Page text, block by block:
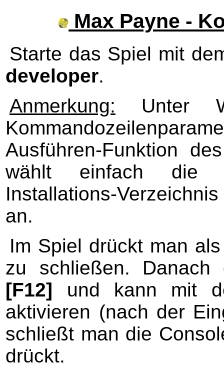
Max Payne -
Starte das Spiel mit
developer.
Anmerkung: Unter
Ausführen-Funktion
wählt einfach
Installations-
an.
Im Spiel drückt man
zu schließen.
[F12] und kann mit
aktivieren (nach der
schließt man die
drückt.